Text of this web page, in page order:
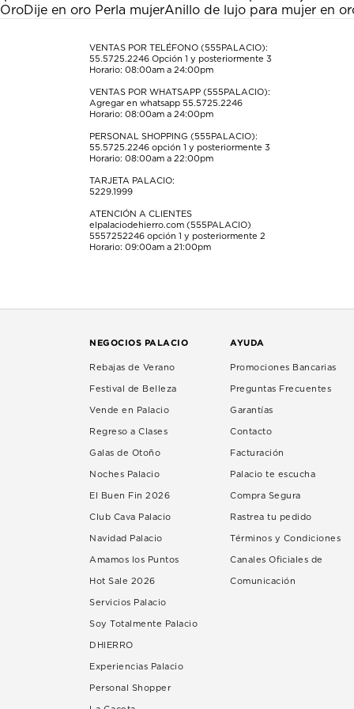
acción
abrirá
formulario
acción
abrirá
formulario
de
acción
abrirá
formulario
de
acción
abrirá
formulario
de
acción
abrirá
formulario
de
envío.
OroDije en oro Perla mujerAnillo de lujo para mujer en
VENTAS POR TELÉFONO (555PALACIO):
55.5725.2246 Opción 1 y posteriormente 3
Horario: 08:00am a 24:00pm
VENTAS POR WHATSAPP (555PALACIO):
Agregar en whatsapp 55.5725.2246
Horario: 08:00am a 24:00pm
PERSONAL SHOPPING (555PALACIO):
55.5725.2246 opción 1 y posteriormente 3
Horario: 08:00am a 22:00pm
TARJETA PALACIO:
5229.1999
ATENCIÓN A CLIENTES
elpalaciodehierro.com (555PALACIO)
5557252246 opción 1 y posteriormente 2
Horario: 09:00am a 21:00pm
NEGOCIOS PALACIO
Rebajas de Verano
Festival de Belleza
Vende en Palacio
Regreso a Clases
Galas de Otoño
Noches Palacio
El Buen Fin 2026
Club Cava Palacio
Navidad Palacio
Amamos los Puntos
Hot Sale 2026
Servicios Palacio
Soy Totalmente Palacio
DHIERRO
Experiencias Palacio
Personal Shopper
AYUDA
Promociones Bancarias
Preguntas Frecuentes
Garantías
Contacto
Facturación
Palacio te escucha
Compra Segura
Rastrea tu pedido
Términos y Condiciones
Canales Oficiales de
Comunicación